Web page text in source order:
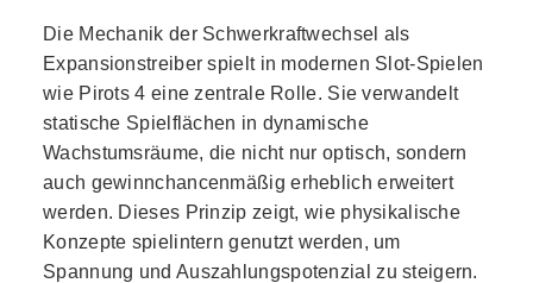
Die Mechanik der Schwerkraftwechsel als
Expansionstreiber spielt in modernen Slot-Spielen
wie Pirots 4 eine zentrale Rolle. Sie verwandelt
statische Spielflächen in dynamische
Wachstumsräume, die nicht nur optisch, sondern
auch gewinnchancenmäßig erheblich erweitert
werden. Dieses Prinzip zeigt, wie physikalische
Konzepte spielintern genutzt werden, um
Spannung und Auszahlungspotenzial zu steigern.